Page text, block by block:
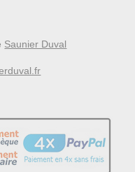
Saunier Duval